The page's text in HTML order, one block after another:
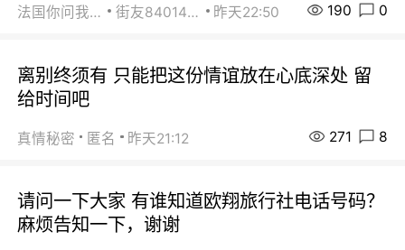
法国你问我答 街友84014588 昨天22:50 190 0
离别终须有 只能把这份情谊放在心底深处 留
给时间吧
真情秘密 匿名 昨天21:12 271 8
请问一下大家 有谁知道欧翔旅行社电话号码？
麻烦告知一下，谢谢